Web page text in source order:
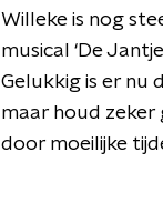
Willeke is nog
musical ‘De
Gelukkig is er nu
maar houd zeker
door moeilijke